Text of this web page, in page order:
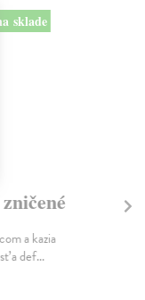
sklade
a kazia
a def...